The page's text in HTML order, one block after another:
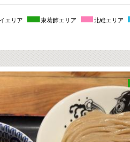
エリア 東葛飾エリア 北総エリア